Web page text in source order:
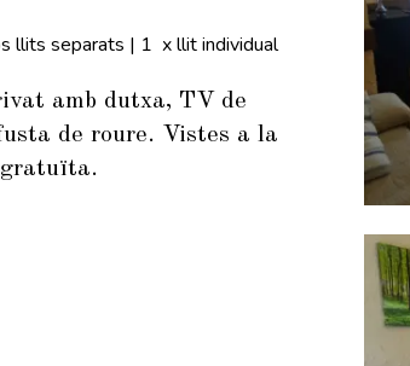
llits separats | 1 x llit individual
amb dutxa, TV de
de roure. Vistes a la